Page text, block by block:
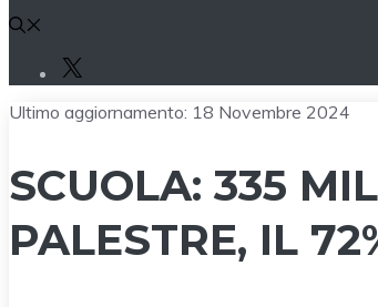
Ultimo aggiornamento: 18 Novembre 2024
SCUOLA: 335
PALESTRE, IL